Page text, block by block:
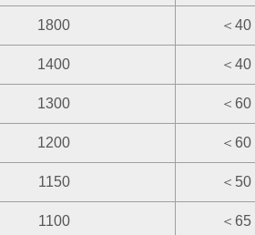
1800 ＜40
1400 ＜40
1300 ＜60
1200 ＜60
1150 ＜50
1100 ＜65